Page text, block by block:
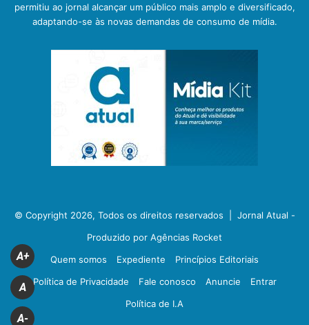
permitiu ao jornal alcançar um público mais amplo e diversificado,
adaptando-se às novas demandas de consumo de mídia.
© Copyright 2026, Todos os direitos reservados | Jornal Atual -
Produzido por Agências Rocket
Quem somos
Expediente
Princípios Editoriais
Política de Privacidade
Fale conosco Anuncie
Entrar
Política de I.A
A+
A
A-